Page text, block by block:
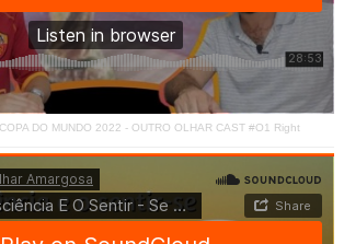
COPA DO MUNDO 2022 - OUTRO OLHAR CAST #O1 Right